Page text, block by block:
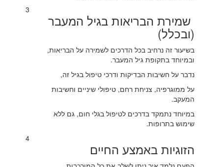
3
שמירת הבריאות בגיל המעבר
(ובכלל)
בשיעור זה נרחיב בכל הדרכים לשמירה על הבריאות,
ובמיוחד בתקופת גיל המעבר.
נדבר על חשיבות הבדיקות ודרכי טיפול בגיל זה,
על ממוגרפיה, צניחת רחם, טיפולי שיניים וחשיבות
המעקב.
במיוחד נתמקד בדרכים לטיפול בגלי חום, גם ללא
שימוש בתרופות.
4
הזוגיות באמצע החיים